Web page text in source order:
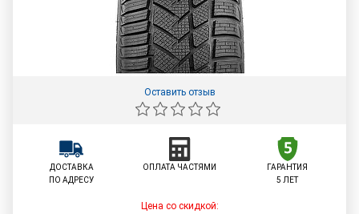
Оставить отзыв
ДОСТАВКА
ПО АДРЕСУ
ОПЛАТА ЧАСТЯМИ
ГАРАНТИЯ
5 ЛЕТ
Цена со скидкой: